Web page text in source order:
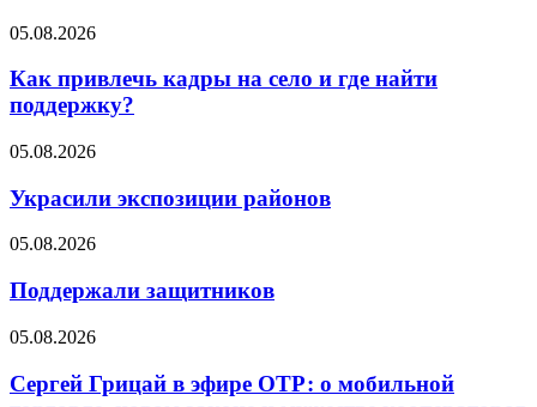
05.08.2026
Как привлечь кадры на село и где найти
поддержку?
05.08.2026
Украсили экспозиции районов
05.08.2026
Поддержали защитников
05.08.2026
Сергей Грицай в эфире ОТР: о мобильной